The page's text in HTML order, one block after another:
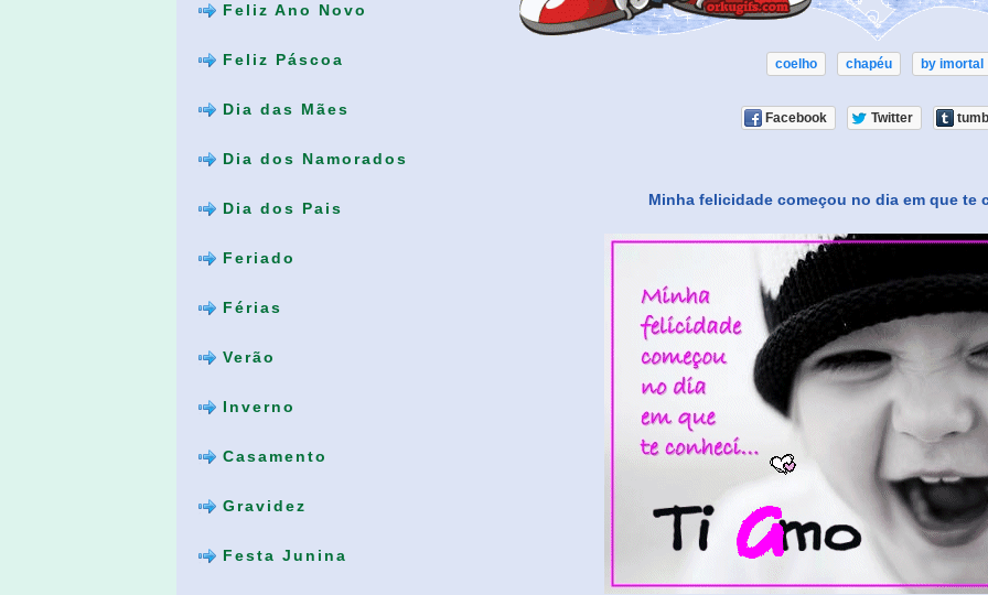
Feliz Ano Novo
Feliz Páscoa
Dia das Mães
Dia dos Namorados
Dia dos Pais
Feriado
Férias
Verão
Inverno
Casamento
Gravidez
Festa Junina
coelho chapéu by imortal
Facebook Twitter
Minha felicidade começou no dia em que te